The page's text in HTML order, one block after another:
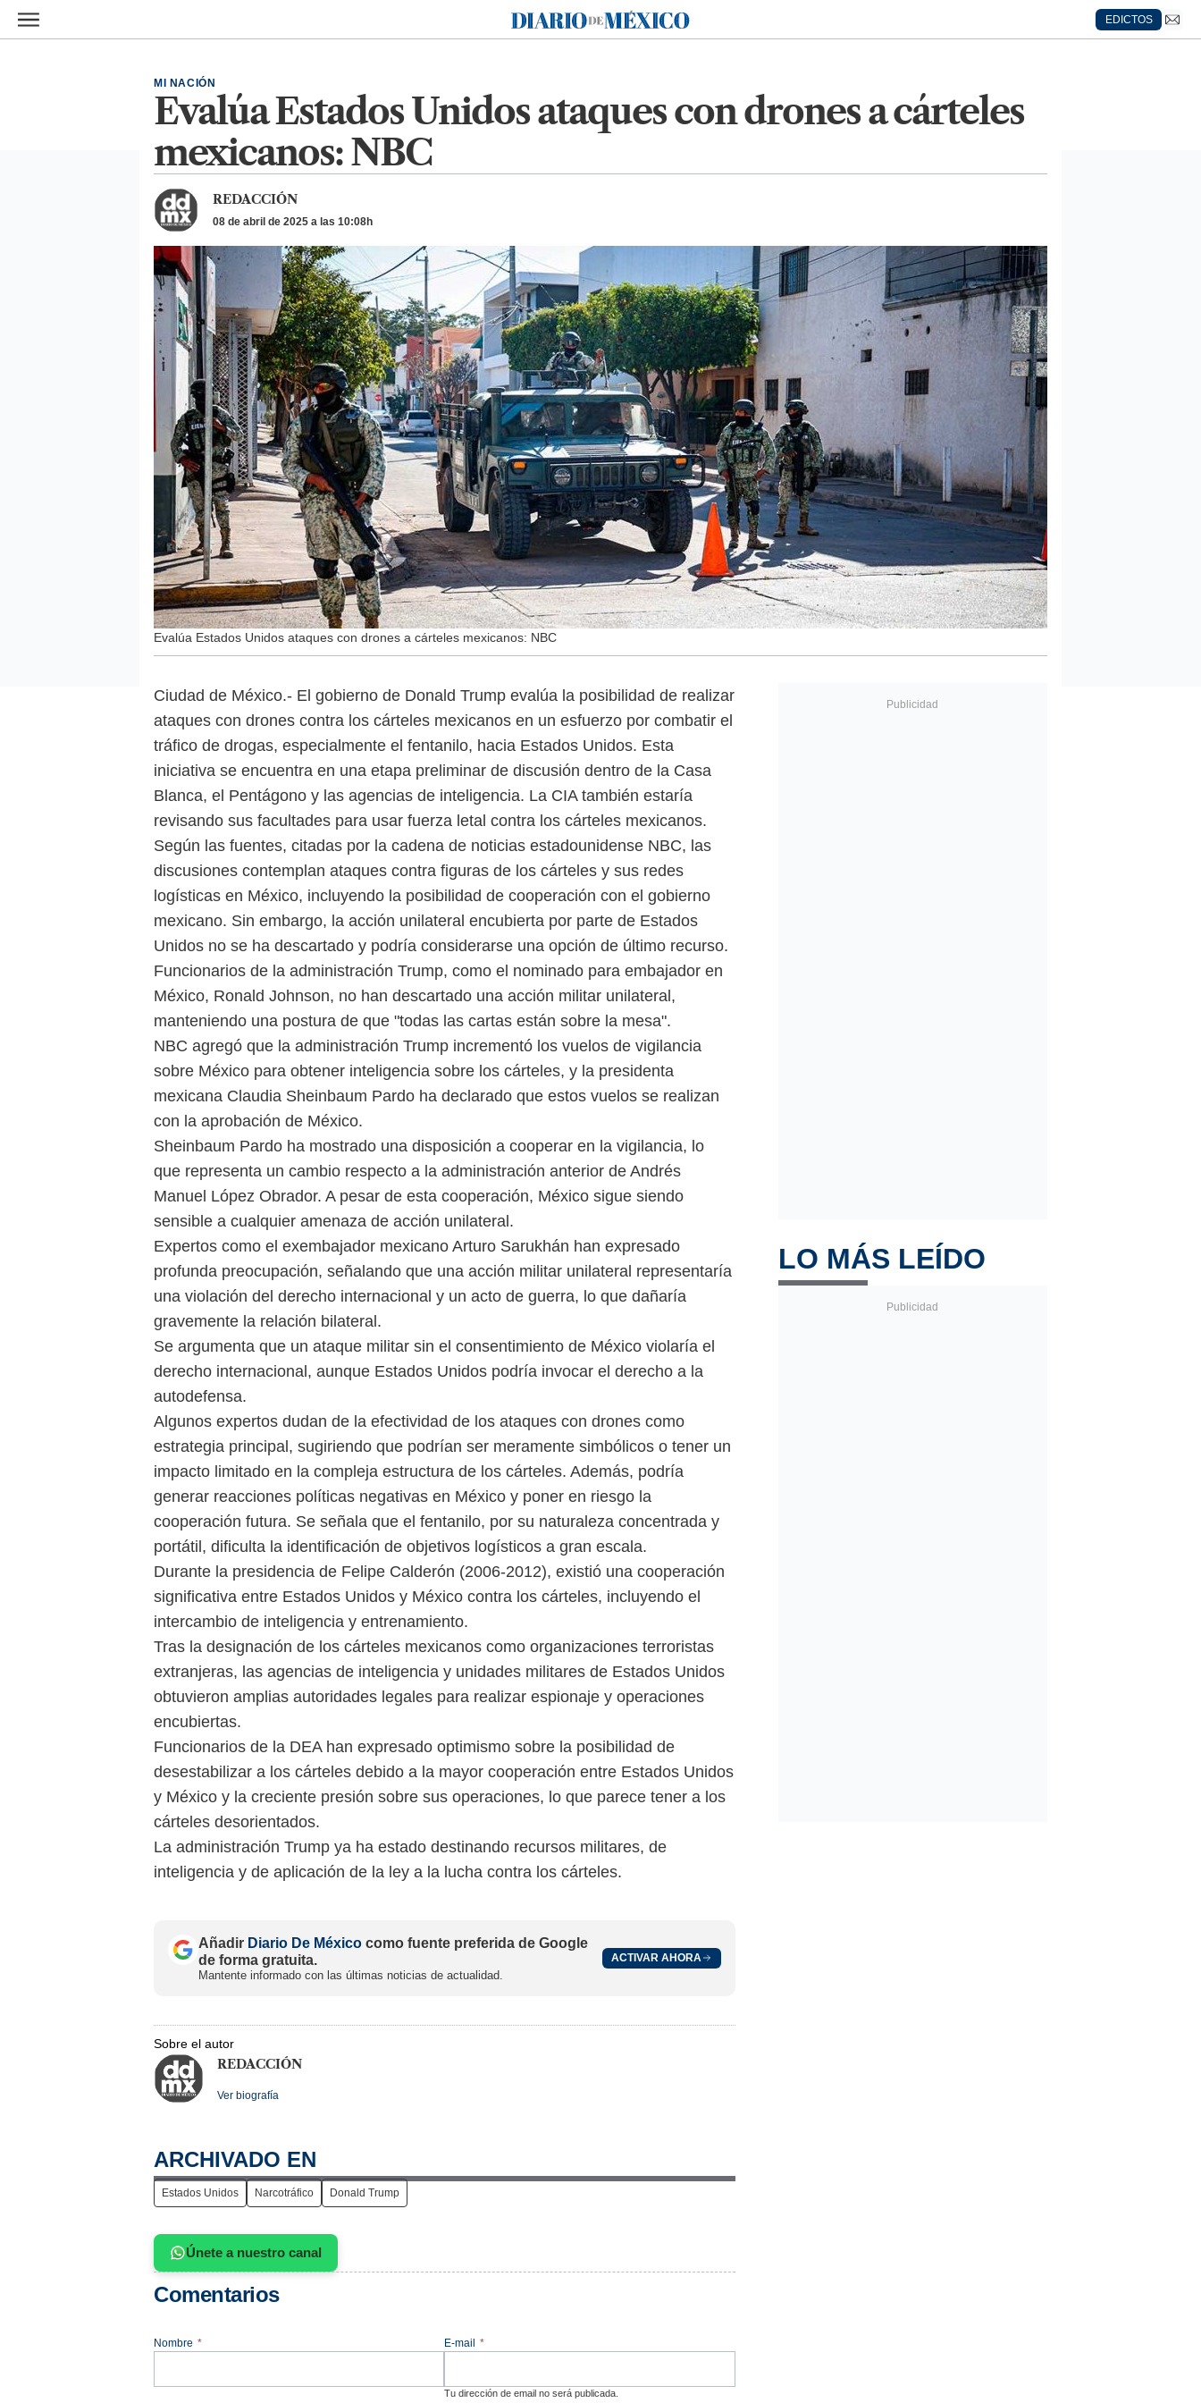
Ir al contenido principal
Diario de México
EDICTOS
Evalúa Estados Unidos ataques con drones a cárteles
mexicanos: NBC
MI NACIÓN
REDACCIÓN
08 de abril de 2025 a las 10:08h
Evalúa Estados Unidos ataques con drones a cárteles mexicanos: NBC
Ciudad de México.- El gobierno de Donald Trump evalúa la posibilidad de realizar
ataques con drones contra los cárteles mexicanos en un esfuerzo por combatir el
tráfico de drogas, especialmente el fentanilo, hacia Estados Unidos. Esta
iniciativa se encuentra en una etapa preliminar de discusión dentro de la Casa
Blanca, el Pentágono y las agencias de inteligencia. La CIA también estaría
revisando sus facultades para usar fuerza letal contra los cárteles mexicanos.
Según las fuentes, citadas por la cadena de noticias estadounidense NBC, las
discusiones contemplan ataques contra figuras de los cárteles y sus redes
logísticas en México, incluyendo la posibilidad de cooperación con el gobierno
mexicano. Sin embargo, la acción unilateral encubierta por parte de Estados
Unidos no se ha descartado y podría considerarse una opción de último recurso.
Funcionarios de la administración Trump, como el nominado para embajador en
México, Ronald Johnson, no han descartado una acción militar unilateral,
manteniendo una postura de que "todas las cartas están sobre la mesa".
NBC agregó que la administración Trump incrementó los vuelos de vigilancia
sobre México para obtener inteligencia sobre los cárteles, y la presidenta
mexicana Claudia Sheinbaum Pardo ha declarado que estos vuelos se realizan
con la aprobación de México.
Sheinbaum Pardo ha mostrado una disposición a cooperar en la vigilancia, lo
que representa un cambio respecto a la administración anterior de Andrés
Manuel López Obrador. A pesar de esta cooperación, México sigue siendo
sensible a cualquier amenaza de acción unilateral.
Expertos como el exembajador mexicano Arturo Sarukhán han expresado
profunda preocupación, señalando que una acción militar unilateral representaría
una violación del derecho internacional y un acto de guerra, lo que dañaría
gravemente la relación bilateral.
Se argumenta que un ataque militar sin el consentimiento de México violaría el
derecho internacional, aunque Estados Unidos podría invocar el derecho a la
autodefensa.
Algunos expertos dudan de la efectividad de los ataques con drones como
estrategia principal, sugiriendo que podrían ser meramente simbólicos o tener un
impacto limitado en la compleja estructura de los cárteles. Además, podría
generar reacciones políticas negativas en México y poner en riesgo la
cooperación futura. Se señala que el fentanilo, por su naturaleza concentrada y
portátil, dificulta la identificación de objetivos logísticos a gran escala.
Durante la presidencia de Felipe Calderón (2006-2012), existió una cooperación
significativa entre Estados Unidos y México contra los cárteles, incluyendo el
intercambio de inteligencia y entrenamiento.
Tras la designación de los cárteles mexicanos como organizaciones terroristas
extranjeras, las agencias de inteligencia y unidades militares de Estados Unidos
obtuvieron amplias autoridades legales para realizar espionaje y operaciones
encubiertas.
Funcionarios de la DEA han expresado optimismo sobre la posibilidad de
desestabilizar a los cárteles debido a la mayor cooperación entre Estados Unidos
y México y la creciente presión sobre sus operaciones, lo que parece tener a los
cárteles desorientados.
La administración Trump ya ha estado destinando recursos militares, de
inteligencia y de aplicación de la ley a la lucha contra los cárteles.
Añadir Diario De México como fuente preferida de Google
de forma gratuita.
Mantente informado con las últimas noticias de actualidad.
ACTIVAR AHORA
Sobre el autor
REDACCIÓN
Ver biografía
ARCHIVADO EN
Estados Unidos Narcotráfico Donald Trump
Únete a nuestro canal
Comentarios
Nombre * E-mail *
Tu dirección de email no será publicada.
LO MÁS LEÍDO